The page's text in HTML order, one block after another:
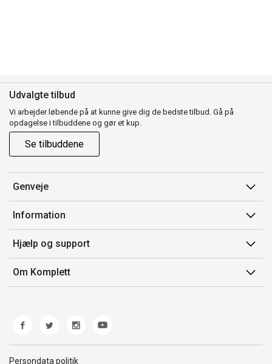
Udvalgte tilbud
Vi arbejder løbende på at kunne give dig de bedste tilbud. Gå på
opdagelse i tilbuddene og gør et kup.
Se tilbuddene
Genveje
Min side
Ordrehistorik
Gavekort
Information
Salgsbetingelser
Mærker/producent
Fortrydelsesret
Hjælp og support
Kontakt os
Kundeservice
Fejl/Mangler
Fragt og levering
Om Komplett
Persondata politik